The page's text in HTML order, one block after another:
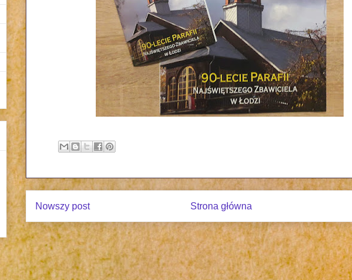
Nowszy post Strona główna